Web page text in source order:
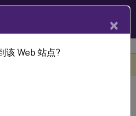
Director
×
该 Web 站点?